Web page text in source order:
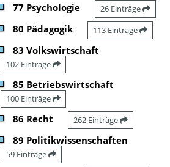
77 Psychologie 26 Einträge
80 Pädagogik 113 Einträge
83 Volkswirtschaft
102 Einträge
85 Betriebswirtschaft
100 Einträge
86 Recht 262 Einträge
89 Politikwissenschaften
59 Einträge